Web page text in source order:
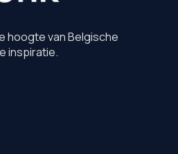
hoogte van Belgische
inspiratie.